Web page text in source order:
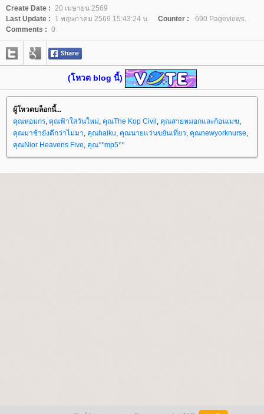
Create Date : 20 เมษายน 2569
Last Update :
1 พฤษภาคม 2569 15:43:24 น. Counter :
690 Pageviews.
Comments : 0
(โหวต blog นี้)
ผู้โหวตบล็อกนี้...
คุณหอมกร, คุณฟ้าใสวันใหม่, คุณThe Kop Civil , คุณสายหมอกและก้อนเมฆ,
คุณมาช้ายังดีกว่าไม่มา, คุณhaiku, คุณนายแว่นขยันเที่ยว, คุณnewyorknurse,
คุณNior Heavens Five, คุณ**mp5**